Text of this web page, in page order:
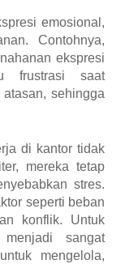
emosional,
Contohnya,
ekspresi
frustrasi saat
sehingga
di kantor tidak
mereka tetap
stres.
seperti beban
konflik. Untuk
sangat
mengelola,